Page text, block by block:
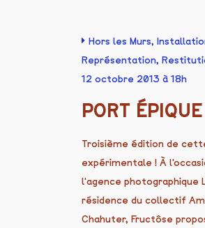
Hors les Murs,
Représentation,
12 octobre 2013 à 18h
PORT
Troisième édition de
expérimentale ! À
l'agence photographique
résidence du collectif
Chahuter, Fructôse